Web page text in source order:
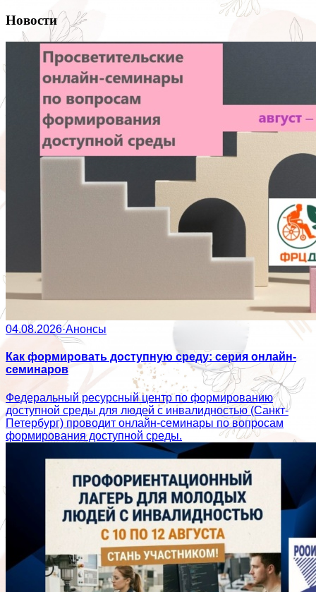
Новости
04.08.2026·Анонсы
Как формировать доступную среду: серия онлайн-
семинаров
Федеральный ресурсный центр по формированию
доступной среды для людей с инвалидностью (Санкт-
Петербург) проводит онлайн-семинары по вопросам
формирования доступной среды.